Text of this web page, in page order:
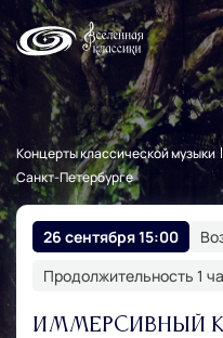
Концерты классической музыки
Санкт‑Петербурге
26 сентября 15:00
Продолжительность 1
Иммерсивный